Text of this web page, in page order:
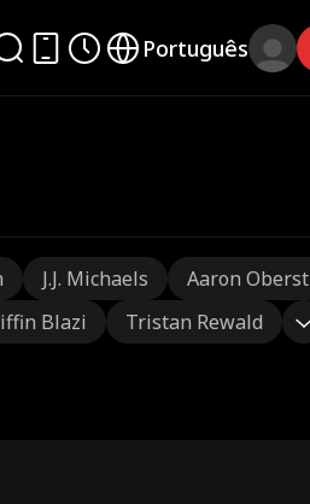
Português
J.J. Michaels
Aaron Oberst
Blazi Tristan Rewald